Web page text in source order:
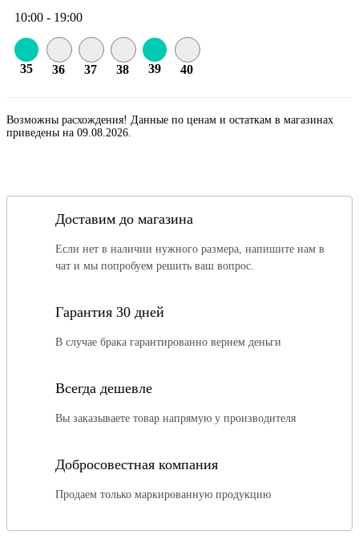
10:00 - 19:00
35 36 37 38 39 40
Возможны расхождения! Данные по ценам и остаткам в магазинах
приведены на 09.08.2026.
Доставим до магазина
Если нет в наличии нужного размера, напишите нам в
чат и мы попробуем решить ваш вопрос.
Гарантия 30 дней
В случае брака гарантированно вернем деньги
Всегда дешевле
Вы заказываете товар напрямую у производителя
Добросовестная компания
Продаем только маркированную продукцию